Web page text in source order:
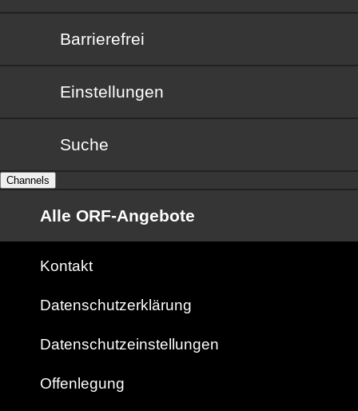
Barrierefrei
Barrierefrei
Einstellungen
Suche
Channels
Alle ORF-Angebote
Kontakt
Datenschutzerklärung
Datenschutzeinstellungen
Offenlegung